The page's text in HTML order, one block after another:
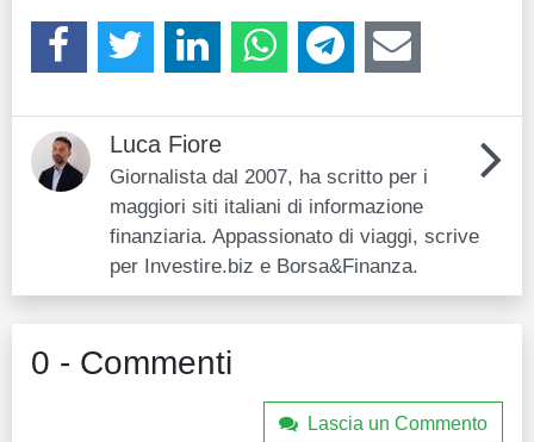
Luca Fiore
Giornalista dal 2007, ha scritto per i
maggiori siti italiani di informazione
finanziaria. Appassionato di viaggi, scrive
per Investire.biz e Borsa&Finanza.
0 - Commenti
Lascia un Commento